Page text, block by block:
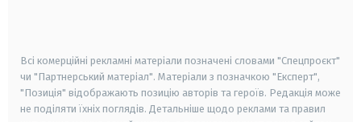
Всі комерційні рекламні матеріали позначені словами "Спецпроєкт"
чи "Партнерський матеріал". Матеріали з позначкою "Експерт",
"Позиція" відображають позицію авторів та героїв. Редакція може
не поділяти їхніх поглядів. Детальніше щодо реклами та правил